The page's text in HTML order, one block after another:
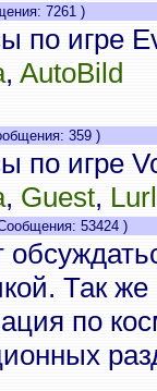
7261 )
по игре
, AutoBild
359 )
по игре
, Guest,
53424 )
Так
по